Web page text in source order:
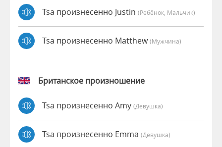
Tsa произнесенно Justin (Ребёнок, Мальчик)
Tsa произнесенно Matthew(мужчина)
Британское произношение
Tsa произнесенно Amy (девушка)
Tsa произнесенно Emma (девушка)